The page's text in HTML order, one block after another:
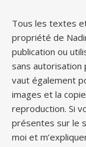
Tous les textes
propriété de
publication ou
sans autorisation
vaut également
images et la
reproduction. Si
présentes sur le
moi et